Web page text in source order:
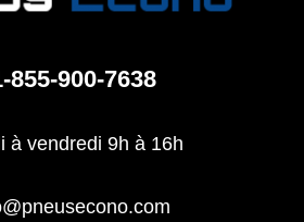
855-900-7638
à vendredi 9h à 16h